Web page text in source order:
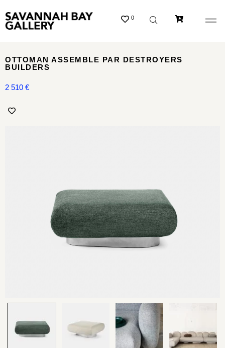
0
OTTOMAN ASSEMBLE PAR DESTROYERS
BUILDERS
2 510 €